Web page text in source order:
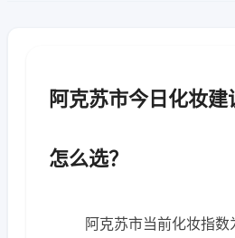
阿克苏市今日化妆
怎么选？
阿克苏市当前化妆指数